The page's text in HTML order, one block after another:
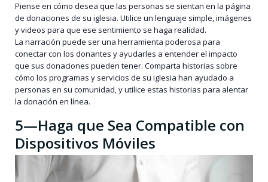
Piense en cómo desea que las personas se sientan en la página
de donaciones de su iglesia. Utilice un lenguaje simple, imágenes
y videos para que ese sentimiento se haga realidad.
La narración puede ser una herramienta poderosa para
conectar con los donantes y ayudarles a entender el impacto
que sus donaciones pueden tener. Comparta historias sobre
cómo los programas y servicios de su iglesia han ayudado a
personas en su comunidad, y utilice estas historias para alentar
la donación en línea.
5—Haga que Sea Compatible con
Dispositivos Móviles